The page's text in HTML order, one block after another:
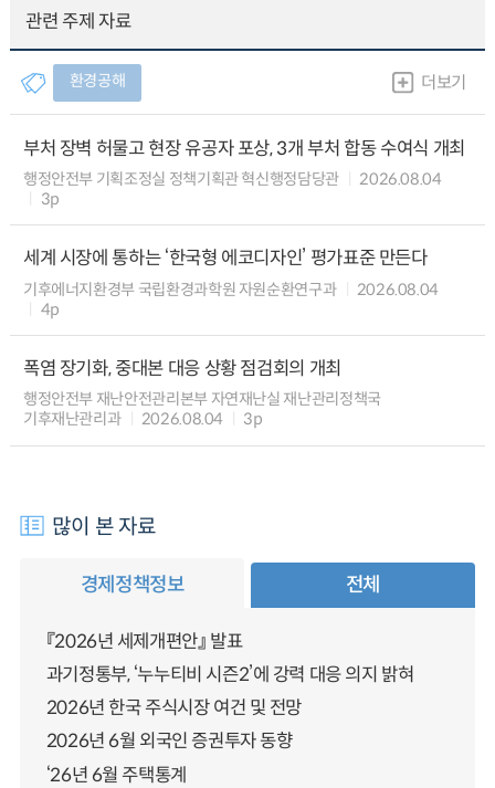
관련 주제 자료
환경공해 더보기
부처 장벽 허물고 현장 유공자 포상, 3개 부처 합동 수여식 개최
행정안전부 기획조정실 정책기획관 혁신행정담당관
2026.08.04
3p
세계 시장에 통하는 ‘한국형 에코디자인’ 평가표준 만든다
기후에너지환경부 국립환경과학원 자원순환연구과
2026.08.04
4p
폭염 장기화, 중대본 대응 상황 점검회의 개최
행정안전부 재난안전관리본부 자연재난실 재난관리정책국
기후재난관리과
2026.08.04 3p
많이 본 자료
경제정책정보 전체
『2026년 세제개편안』 발표
과기정통부, ‘누누티비 시즌2’에 강력 대응 의지 밝혀
2026년 한국 주식시장 여건 및 전망
2026년 6월 외국인 증권투자 동향
‘26년 6월 주택통계